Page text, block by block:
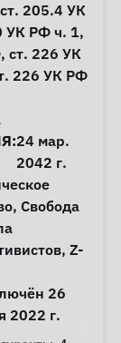
ст. 205.4 УК
УК РФ ч. 1,
ст. 226 УК
226 УК РФ
24 мар.
2042 г.
, Свобода
, Z-
26
2022 г.